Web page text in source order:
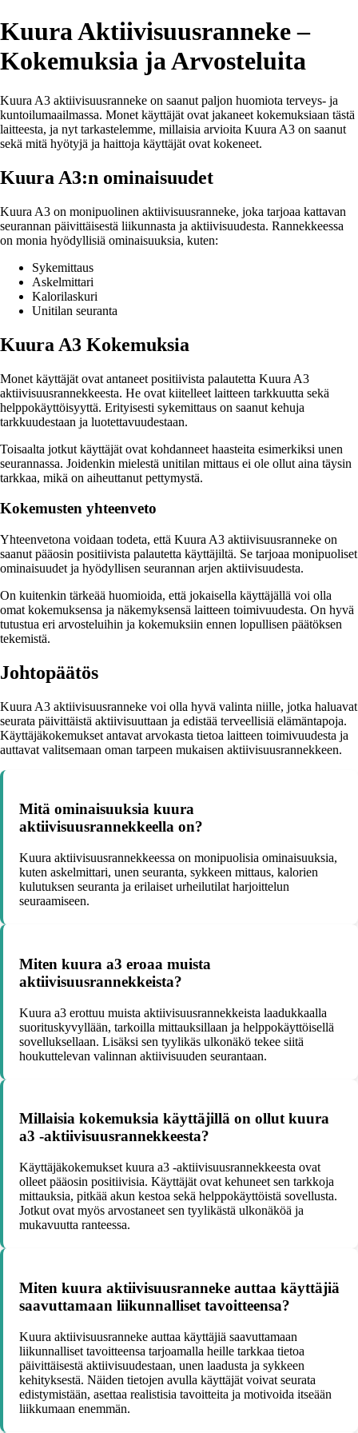
Kuura Aktiivisuusranneke –
Kokemuksia ja Arvosteluita
Kuura A3 aktiivisuusranneke on saanut paljon huomiota terveys- ja
kuntoilumaailmassa. Monet käyttäjät ovat jakaneet kokemuksiaan tästä
laitteesta, ja nyt tarkastelemme, millaisia arvioita Kuura A3 on saanut
sekä mitä hyötyjä ja haittoja käyttäjät ovat kokeneet.
Kuura A3:n ominaisuudet
Kuura A3 on monipuolinen aktiivisuusranneke, joka tarjoaa kattavan
seurannan päivittäisestä liikunnasta ja aktiivisuudesta. Rannekkeessa
on monia hyödyllisiä ominaisuuksia, kuten:
Sykemittaus
Askelmittari
Kalorilaskuri
Unitilan seuranta
Kuura A3 Kokemuksia
Monet käyttäjät ovat antaneet positiivista palautetta Kuura A3
aktiivisuusrannekkeesta. He ovat kiitelleet laitteen tarkkuutta sekä
helppokäyttöisyyttä. Erityisesti sykemittaus on saanut kehuja
tarkkuudestaan ja luotettavuudestaan.
Toisaalta jotkut käyttäjät ovat kohdanneet haasteita esimerkiksi unen
seurannassa. Joidenkin mielestä unitilan mittaus ei ole ollut aina täysin
tarkkaa, mikä on aiheuttanut pettymystä.
Kokemusten yhteenveto
Yhteenvetona voidaan todeta, että Kuura A3 aktiivisuusranneke on
saanut pääosin positiivista palautetta käyttäjiltä. Se tarjoaa monipuoliset
ominaisuudet ja hyödyllisen seurannan arjen aktiivisuudesta.
On kuitenkin tärkeää huomioida, että jokaisella käyttäjällä voi olla
omat kokemuksensa ja näkemyksensä laitteen toimivuudesta. On hyvä
tutustua eri arvosteluihin ja kokemuksiin ennen lopullisen päätöksen
tekemistä.
Johtopäätös
Kuura A3 aktiivisuusranneke voi olla hyvä valinta niille, jotka haluavat
seurata päivittäistä aktiivisuuttaan ja edistää terveellisiä elämäntapoja.
Käyttäjäkokemukset antavat arvokasta tietoa laitteen toimivuudesta ja
auttavat valitsemaan oman tarpeen mukaisen aktiivisuusrannekkeen.
Mitä ominaisuuksia kuura
aktiivisuusrannekkeella on?
Kuura aktiivisuusrannekkeessa on monipuolisia ominaisuuksia,
kuten askelmittari, unen seuranta, sykkeen mittaus, kalorien
kulutuksen seuranta ja erilaiset urheilutilat harjoittelun
seuraamiseen.
Miten kuura a3 eroaa muista
aktiivisuusrannekkeista?
Kuura a3 erottuu muista aktiivisuusrannekkeista laadukkaalla
suorituskyvyllään, tarkoilla mittauksillaan ja helppokäyttöisellä
sovelluksellaan. Lisäksi sen tyylikäs ulkonäkö tekee siitä
houkuttelevan valinnan aktiivisuuden seurantaan.
Millaisia kokemuksia käyttäjillä on ollut kuura
a3 -aktiivisuusrannekkeesta?
Käyttäjäkokemukset kuura a3 -aktiivisuusrannekkeesta ovat
olleet pääosin positiivisia. Käyttäjät ovat kehuneet sen tarkkoja
mittauksia, pitkää akun kestoa sekä helppokäyttöistä sovellusta.
Jotkut ovat myös arvostaneet sen tyylikästä ulkonäköä ja
mukavuutta ranteessa.
Miten kuura aktiivisuusranneke auttaa käyttäjiä
saavuttamaan liikunnalliset tavoitteensa?
Kuura aktiivisuusranneke auttaa käyttäjiä saavuttamaan
liikunnalliset tavoitteensa tarjoamalla heille tarkkaa tietoa
päivittäisestä aktiivisuudestaan, unen laadusta ja sykkeen
kehityksestä. Näiden tietojen avulla käyttäjät voivat seurata
edistymistään, asettaa realistisia tavoitteita ja motivoida itseään
liikkumaan enemmän.